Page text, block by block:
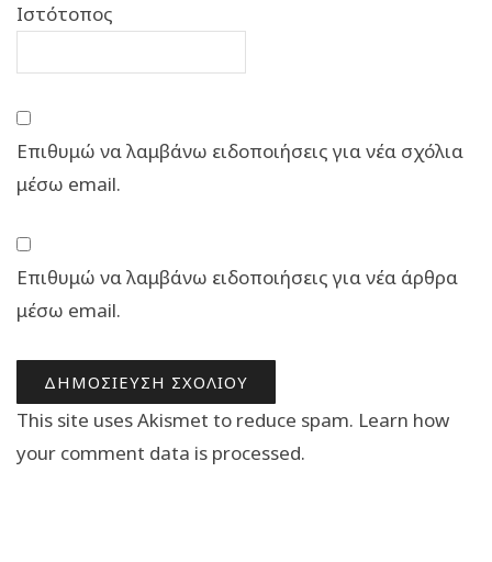
Ιστότοπος
Επιθυμώ να λαμβάνω ειδοποιήσεις για νέα σχόλια
μέσω email.
Επιθυμώ να λαμβάνω ειδοποιήσεις για νέα άρθρα
μέσω email.
This site uses Akismet to reduce spam. Learn how
your comment data is processed.